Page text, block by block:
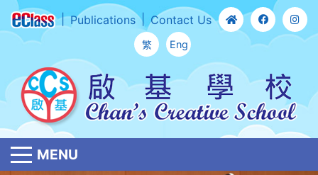
Publications Contact Us
繁 Eng
MENU